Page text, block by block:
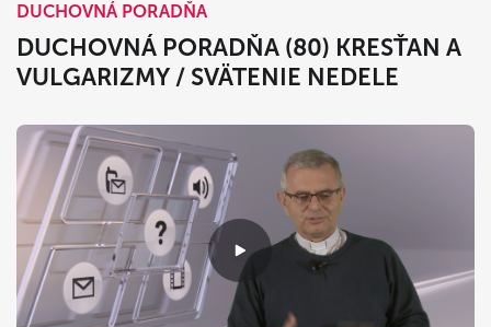
DUCHOVNÁ PORADŇA
DUCHOVNÁ PORADŇA (80) KRESŤAN A
VULGARIZMY / SVÄTENIE NEDELE